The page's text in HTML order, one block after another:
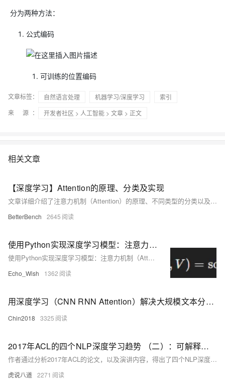
分为两种方法：
公式编码
可训练的位置编码
文章标签： 自然语言处理 机器学习/深度学习
索引
来 源：
开发者社区 > 人工智能 > 文章 > 正文
相关文章
【深度学习】Attention的原理、分类及实现
文章详细介绍了注意力机制（Attention）的原理、不同类型的分类以及如何在Keras中实现Attention。文章涵盖了Attention的基本概念、计算区域、所用信息、结构层次等方面，并提供了实现示例。
BetterBench 2645
使用Python实现深度学习模型：注意力机制（Attention）
使用Python实现深度学习模型：注意力机制（Attention）
Echo_Wish 1362
用深度学习（CNN RNN Attention）解决大规模文本分类问题 - 综述和实践
Chin2018 3325
2017年ACL的四个NLP深度学习趋势 （二）：可解释性和注意力（Interpretability and Attention）
作者通过分析2017年ACL的论文，以及演讲内容，得出了四个NLP深度学习趋势：Linguistic Structure 、 Word Embeddings、Interpretability 、Attention。今天我们就逐一分析一下这四个深度学习趋势。
虎说八道 2271